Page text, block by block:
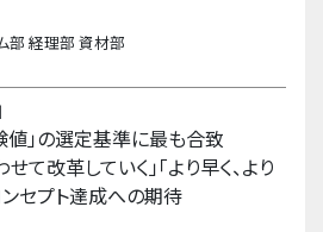
部 経理部 資材部
験値」の選定基準に最も合致
て改革していく」「より早く、より
ンセプト達成への期待